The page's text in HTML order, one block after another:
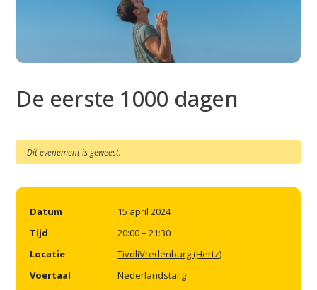
Datum
15 april 2024
Tijd
20:00 – 21:30
Locatie
TivoliVredenburg (Hertz)
Voertaal
Nederlandstalig
De eerste 1000 dagen
Dit evenement is geweest.